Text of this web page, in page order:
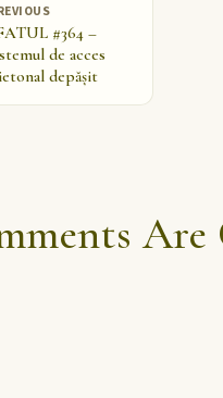
#364 –
de acces
depășit
Are